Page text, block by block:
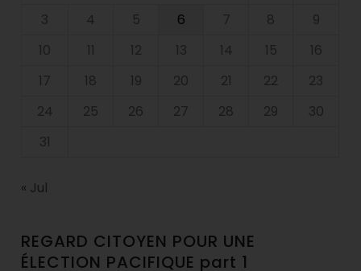
3
4 5 6 7 8
9
10
11 12 13 14 15
16
17
18 19 20 21 22
23
24
25 26 27 28 29
30
31
« Jul
REGARD CITOYEN POUR UNE
ÉLECTION PACIFIQUE part 1